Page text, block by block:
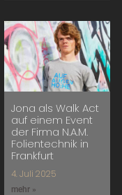
Jona als Walk Act
auf einem Event
der Firma N.A.M.
Folientechnik in
Frankfurt
4. Juli 2025
mehr »